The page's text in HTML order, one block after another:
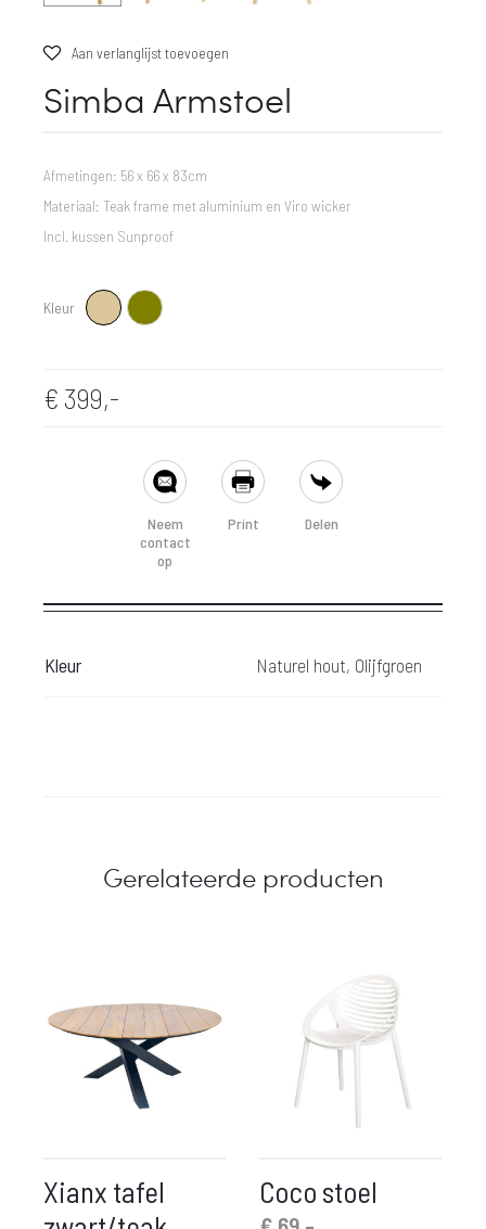
Aan verlanglijst toevoegen
Simba Armstoel
Afmetingen: 56 x 66 x 83cm
Materiaal: Teak frame met aluminium en Viro wicker
Incl. kussen Sunproof
Kleur
Naturel houtOlijfgroen
€ 399,-
Neem
contact
op
Print Delen
Kleur Naturel hout, Olijfgroen
Gerelateerde producten
Xianx tafel
Coco stoel